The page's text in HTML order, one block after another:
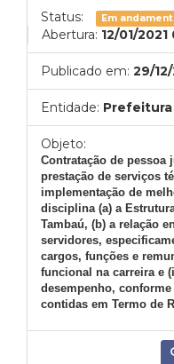
Status: Em
Abertura: 12/01/
Publicado em: 29/
Entidade:
Objeto:
Contratação de pessoa
prestação de serviços
implementação de
disciplina (a) a
Tambaú, (b) a relação
servidores,
cargos, funções e
funcional na carreira e
desempenho,
contidas em Termo de